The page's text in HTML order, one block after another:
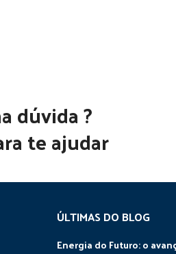
dúvida ?
te ajudar
ÚLTIMAS DO BLOG
Energia do Futuro: o